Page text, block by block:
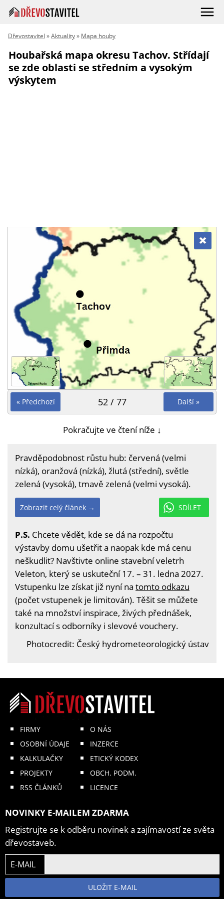
Dřevostavitel »Aktuality» Mapa houby
Houbařská mapa okresu Tachov. Střídají
se zde oblasti se středním a vysokým
výskytem
« Předchozí Další »
52 / 77
Pokračujte ve čtení níže ↓
Pravděpodobnost růstu hub: červená (velmi
nízká), oranžová (nízká), žlutá (střední), světle
zelená (vysoká), tmavě zelená (velmi vysoká).
SDÍLET
Zobrazit celý článek →
P.S. Chcete vědět, kde se dá na rozpočtu
výstavby domu ušetřit a naopak kde má cenu
neškudlit? Navštivte online stavební veletrh
Veleton, který se uskuteční 17. – 31. ledna 2027.
Vstupenku lze získat již nyní na tomto odkazu
(počet vstupenek je limitován). Těšit se můžete
také na množství inspirace, živých přednášek,
konzultací s odborníky i slevové vouchery.
Photocredit: Český hydrometeorologický ústav
FIRMY
OSOBNÍ ÚDAJE
KALKULAČKY
PROJEKTY
RSS ČLÁNKŮ
O NÁS
INZERCE
ETICKÝ KODEX
OBCH. PODM.
LICENCE
NOVINKY E-MAILEM ZDARMA
Registrujte se k odběru novinek a zajímavostí ze světa
dřevostaveb.
E-MAIL
ULOŽIT E-MAIL